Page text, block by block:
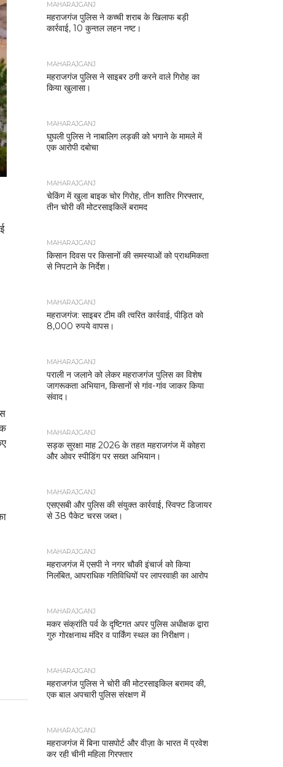
MAHARAJGANJ
महराजगंज पुलिस ने कच्ची शराब के खिलाफ बड़ी
कार्रवाई, 10 कुन्तल लहन नष्ट।
MAHARAJGANJ
महराजगंज पुलिस ने साइबर ठगी करने वाले गिरोह का
किया खुलासा।
MAHARAJGANJ
घुघली पुलिस ने नाबालिग लड़की को भगाने के मामले में
एक आरोपी दबोचा
MAHARAJGANJ
चेकिंग में खुला बाइक चोर गिरोह, तीन शातिर गिरफ्तार,
तीन चोरी की मोटरसाइकिलें बरामद
MAHARAJGANJ
किसान दिवस पर किसानों की समस्याओं को प्राथमिकता
से निपटाने के निर्देश।
MAHARAJGANJ
महराजगंज: साइबर टीम की त्वरित कार्रवाई, पीड़ित को
8,000 रुपये वापस।
MAHARAJGANJ
पराली न जलाने को लेकर महराजगंज पुलिस का विशेष
जागरूकता अभियान, किसानों से गांव-गांव जाकर किया
संवाद।
MAHARAJGANJ
सड़क सुरक्षा माह 2026 के तहत महराजगंज में कोहरा
और ओवर स्पीडिंग पर सख्त अभियान।
MAHARAJGANJ
एसएसबी और पुलिस की संयुक्त कार्रवाई, स्विफ्ट डिजायर
से 38 पैकेट चरस जब्त।
MAHARAJGANJ
महराजगंज में एसपी ने नगर चौकी इंचार्ज को किया
निलंबित, आपराधिक गतिविधियों पर लापरवाही का आरोप
MAHARAJGANJ
मकर संक्रांति पर्व के दृष्टिगत अपर पुलिस अधीक्षक द्वारा
गुरु गोरक्षनाथ मंदिर व पार्किंग स्थल का निरीक्षण।
MAHARAJGANJ
महराजगंज पुलिस ने चोरी की मोटरसाइकिल बरामद की,
एक बाल अपचारी पुलिस संरक्षण में
MAHARAJGANJ
महराजगंज में बिना पासपोर्ट और वीज़ा के भारत में प्रवेश
कर रही चीनी महिला गिरफ्तार